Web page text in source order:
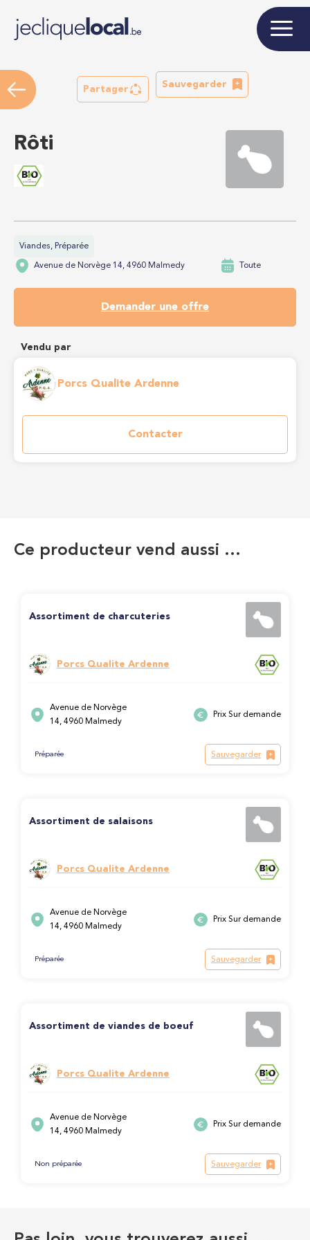
Partager
Sauvegarder
Rôti
Viandes, Préparée
Avenue de Norvège 14, 4960 Malmedy Toute
Demander une offre
Vendu par
Porcs Qualite Ardenne
Contacter
Ce producteur vend aussi …
Assortiment de charcuteries
Porcs Qualite Ardenne
Avenue de Norvège
14, 4960 Malmedy
Prix Sur demande
Préparée Sauvegarder
Assortiment de salaisons
Porcs Qualite Ardenne
Avenue de Norvège
14, 4960 Malmedy
Prix Sur demande
Préparée Sauvegarder
Assortiment de viandes de boeuf
Porcs Qualite Ardenne
Avenue de Norvège
14, 4960 Malmedy
Prix Sur demande
Non préparée Sauvegarder